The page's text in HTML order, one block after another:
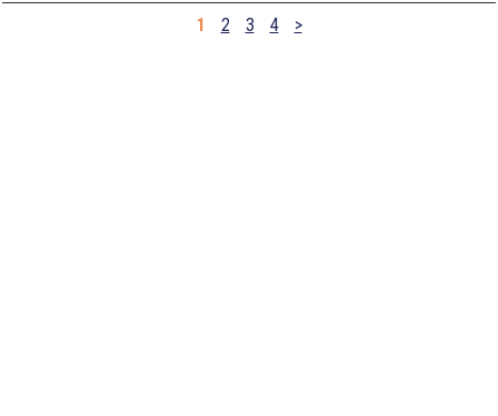
1 2 3 4 >